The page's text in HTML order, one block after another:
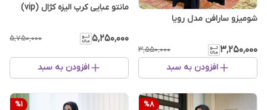
شومیزو سارافن مدل رویا
۳٬۲۵۰٬۰۰۰ ۳٬۵۵۰٬۰۰۰
افزودن به سبد
مانتو عبایی کرپ الیزه کژال (vip)
۵٬۲۵۰٬۰۰۰ ۵٬۷۵۰٬۰۰۰
افزودن به سبد
%8
%1